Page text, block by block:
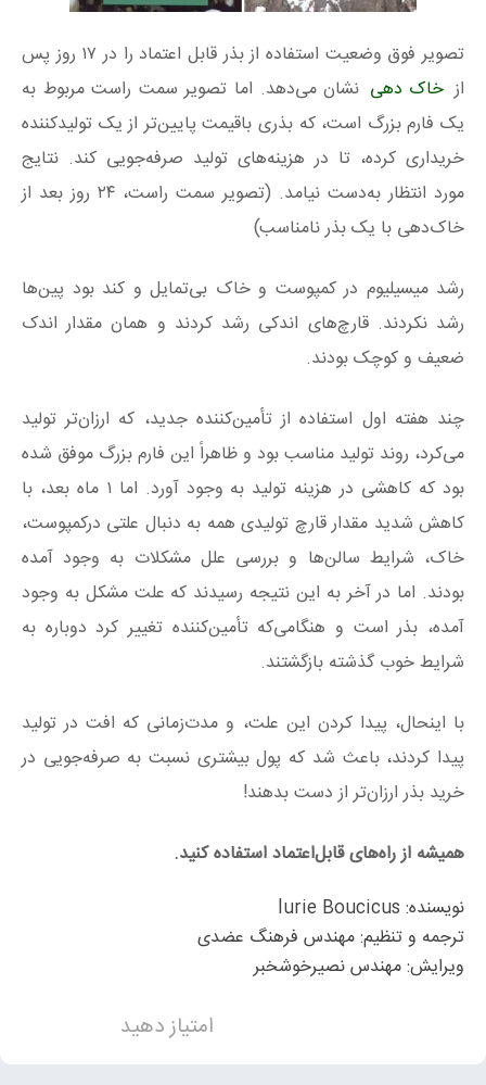
تصویر فوق وضعیت استفاده از بذر قابل‌ اعتماد را در ۱۷ روز پس
از خاک‌ دهی نشان می‌دهد. اما تصویر سمت راست مربوط به
یک فارم بزرگ است، که بذری باقیمت پایین‌تر از یک تولیدکننده
خریداری کرده، تا در هزینه‌های تولید صرفه‌جویی کند. نتایج
مورد انتظار به‌دست نیامد. (تصویر سمت راست، ۲۴ روز بعد از
خاک‌دهی با یک بذر نامناسب)
رشد میسیلیوم در کمپوست و خاک بی‌تمایل و کند بود پین‌ها
رشد نکردند. قارچ‌های اندکی رشد کردند و همان مقدار اندک
ضعیف و کوچک بودند.
چند هفته اول استفاده از تأمین‌کننده جدید، که ارزان‌تر تولید
می‌کرد، روند تولید مناسب بود و ظاهراً این فارم بزرگ موفق شده
بود که کاهشی در هزینه تولید به وجود آورد. اما ۱ ماه بعد، با
کاهش شدید مقدار قارچ تولیدی همه به دنبال علتی درکمپوست،
خاک، شرایط سالن‌ها و بررسی علل مشکلات به وجود آمده
بودند. اما در آخر به این نتیجه رسیدند که علت مشکل به وجود
آمده، بذر است و هنگامی‌که تأمین‌کننده تغییر کرد دوباره به
شرایط خوب گذشته بازگشتند.
با اینحال، پیدا کردن این علت، و مدت‌زمانی که افت در تولید
پیدا کردند، باعث شد که پول بیشتری نسبت به صرفه‌جویی در
خرید بذر ارزان‌تر از دست بدهند!
همیشه از راه‌های قابل‌اعتماد استفاده کنید.
نويسنده: lurie Boucicus
ترجمه و تنظیم: مهندس فرهنگ عضدی
ویرایش: مهندس نصیرخوشخبر
امتیاز دهید